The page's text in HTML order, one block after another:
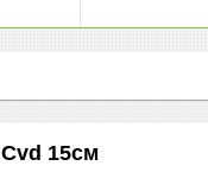
15см